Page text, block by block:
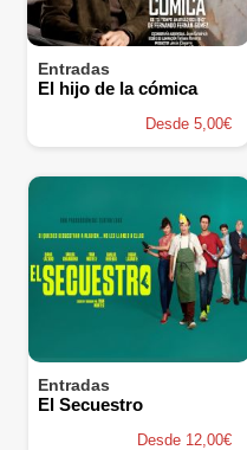
Entradas
El hijo de la cómica
Desde 5,00€
Entradas
El Secuestro
Desde 12,00€